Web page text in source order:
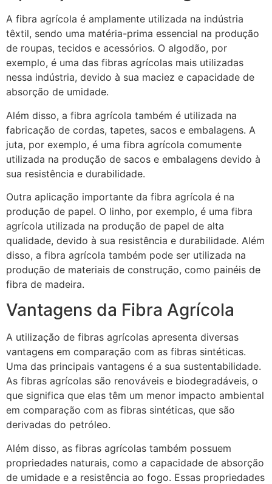
A fibra agrícola é amplamente utilizada na indústria
têxtil, sendo uma matéria-prima essencial na produção
de roupas, tecidos e acessórios. O algodão, por
exemplo, é uma das fibras agrícolas mais utilizadas
nessa indústria, devido à sua maciez e capacidade de
absorção de umidade.
Além disso, a fibra agrícola também é utilizada na
fabricação de cordas, tapetes, sacos e embalagens. A
juta, por exemplo, é uma fibra agrícola comumente
utilizada na produção de sacos e embalagens devido à
sua resistência e durabilidade.
Outra aplicação importante da fibra agrícola é na
produção de papel. O linho, por exemplo, é uma fibra
agrícola utilizada na produção de papel de alta
qualidade, devido à sua resistência e durabilidade. Além
disso, a fibra agrícola também pode ser utilizada na
produção de materiais de construção, como painéis de
fibra de madeira.
Vantagens da Fibra Agrícola
A utilização de fibras agrícolas apresenta diversas
vantagens em comparação com as fibras sintéticas.
Uma das principais vantagens é a sua sustentabilidade.
As fibras agrícolas são renováveis e biodegradáveis, o
que significa que elas têm um menor impacto ambiental
em comparação com as fibras sintéticas, que são
derivadas do petróleo.
Além disso, as fibras agrícolas também possuem
propriedades naturais, como a capacidade de absorção
de umidade e a resistência ao fogo. Essas propriedades